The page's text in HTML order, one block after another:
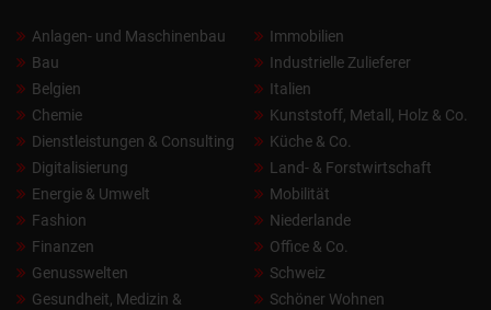
Anlagen- und Maschinenbau
Bau
Belgien
Chemie
Dienstleistungen & Consulting
Digitalisierung
Energie & Umwelt
Fashion
Finanzen
Genusswelten
Gesundheit, Medizin &
Immobilien
Industrielle Zulieferer
Italien
Kunststoff, Metall, Holz & Co.
Küche & Co.
Land- & Forstwirtschaft
Mobilität
Niederlande
Office & Co.
Schweiz
Schöner Wohnen